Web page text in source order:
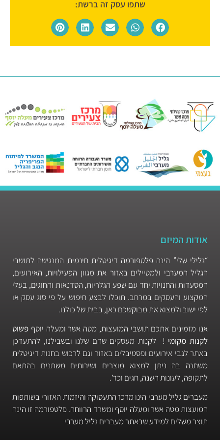
שתפו עסק זה ברשת:
אודות המיזם
“גלילי שלי” הינה פלטפורמה דיגיטלית חינמית המנגישה לתושבי
הגליל המערבי ולמטיילים באזור את מגוון הפעילויות, האירועים,
המסעדות והחנויות יחד עם שפע הגלריות, הסדנאות והחוגים, בעלי
המקצוע והעסקים במרחב. תוכלו לבצע חיפוש על פי סוג עסק או
לפי ישוב ולמצוא את מבוקשכם כאן, בבית של כולנו.
אנו מזמינים אתכם תושבי המועצות, מטה אשר ומעלה יוסף פשוט
לקנות מקומי ! לקנות מעסקים שהם שלנו ובשבילנו, להתעדכן
באתר לגבי אירועים ופסטיבלים באזור וגם לרכוש בחנות דיגיטלית
משתנה בה ניתן למצוא מוצרים ושירותים משתנים בהתאם
לתקופה, לעונות השנה, חגים וכד’.
מעברים גליל מערבי הינו מרכז התעסוקה והיזמות האזורי בשותפות
המועצות מטה אשר ומעלה יוסף ומשרד הרווחה. פלטפורמה זו הינה
תוצר משלים למידע שבאתר מעברים גליל מערבי